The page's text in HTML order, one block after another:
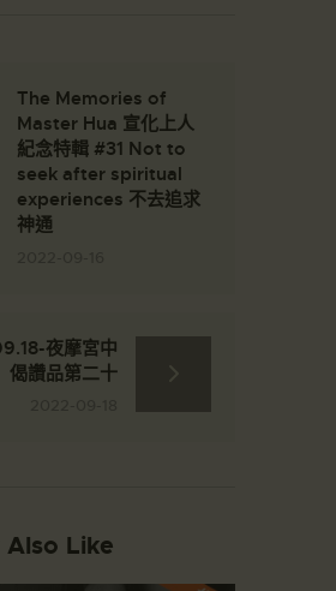
The Memories of
Master Hua 宣化上人
紀念特輯 #31 Not to
seek after spiritual
experiences 不去追求
神通
夜摩宮中
偈讚品第二十
Also Like